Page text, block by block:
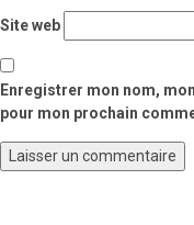
Site web
Enregistrer mon nom,
pour mon prochain